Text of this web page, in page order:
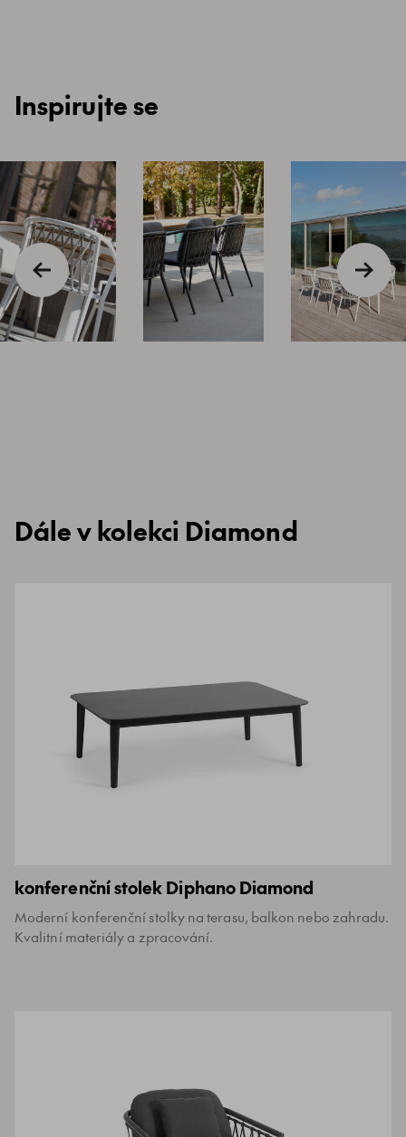
Inspirujte se
Dále v kolekci Diamond
konferenční stolek Diphano Diamond
Moderní konferenční stolky na terasu, balkon nebo zahradu.
Kvalitní materiály a zpracování.